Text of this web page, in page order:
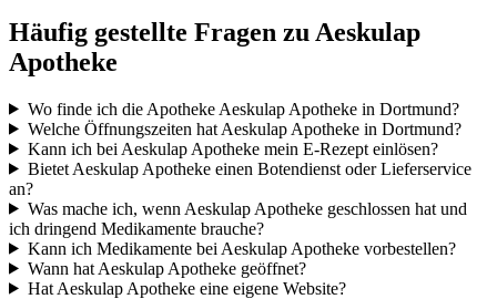
Häufig gestellte Fragen zu Aeskulap
Apotheke
Wo finde ich die Apotheke Aeskulap Apotheke in Dortmund?
Welche Öffnungszeiten hat Aeskulap Apotheke in Dortmund?
Kann ich bei Aeskulap Apotheke mein E-Rezept einlösen?
Bietet Aeskulap Apotheke einen Botendienst oder Lieferservice
an?
Was mache ich, wenn Aeskulap Apotheke geschlossen hat und
ich dringend Medikamente brauche?
Kann ich Medikamente bei Aeskulap Apotheke vorbestellen?
Wann hat Aeskulap Apotheke geöffnet?
Hat Aeskulap Apotheke eine eigene Website?